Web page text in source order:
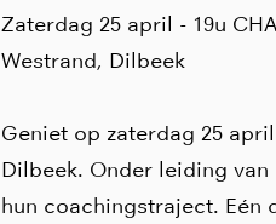
Zaterdag 25 april - 19u
Westrand, Dilbeek
Geniet op zaterdag 25
Dilbeek. Onder leiding
hun coachingstraject. Eén